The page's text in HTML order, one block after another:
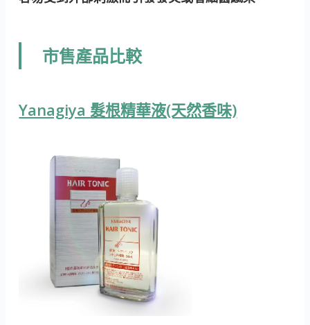
市售產品比較
Yanagiya 髮根精華液(天然香味)